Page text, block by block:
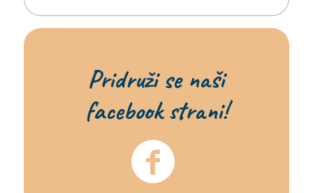
Pridruži se naši
facebook strani!